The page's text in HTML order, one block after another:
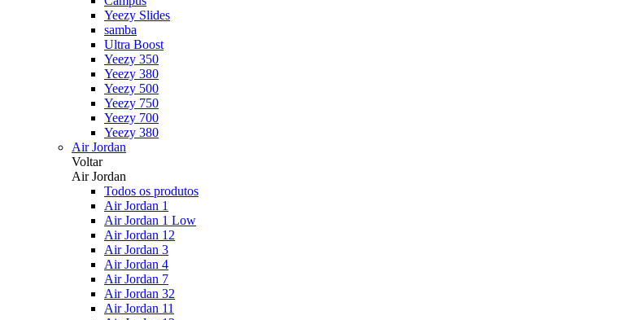
Yeezy Slides
samba
Ultra Boost
Yeezy 350
Yeezy 380
Yeezy 500
Yeezy 750
Yeezy 700
Yeezy 380
Air Jordan
Voltar
Air Jordan
Todos os produtos
Air Jordan 1
Air Jordan 1 Low
Air Jordan 12
Air Jordan 3
Air Jordan 4
Air Jordan 7
Air Jordan 32
Air Jordan 11